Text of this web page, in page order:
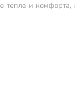
и комфорта,